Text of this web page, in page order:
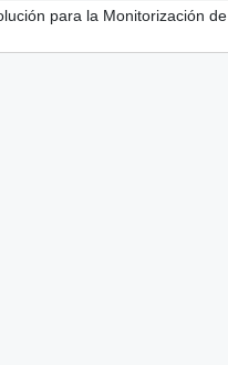
para la Monitorización de